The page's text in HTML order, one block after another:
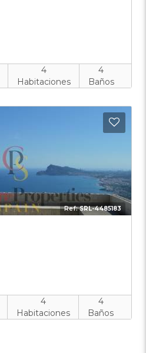
4
Habitaciones
4
Baños
Ref:SRL-4485183
4
Habitaciones
4
Baños